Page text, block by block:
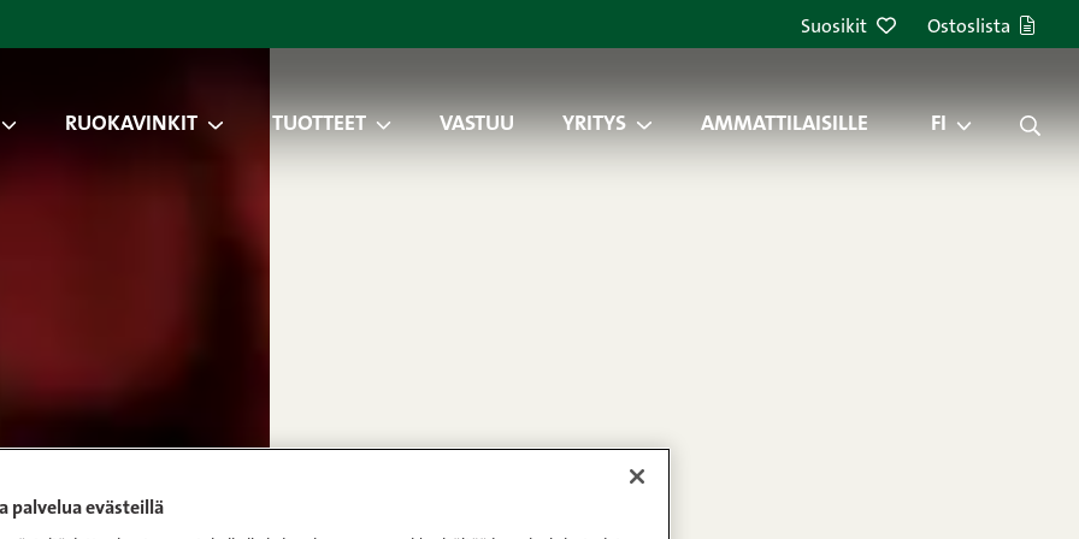
Suosikit Ostoslista
RUOKAVINKIT TUOTTEET VASTUU YRITYS AMMATTILAISILLE FI
palvelua evästeillä